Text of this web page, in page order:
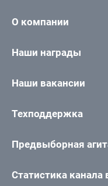
О компании
Наши награды
Наши вакансии
Техподдержка
Предвыборная
Статистика канала